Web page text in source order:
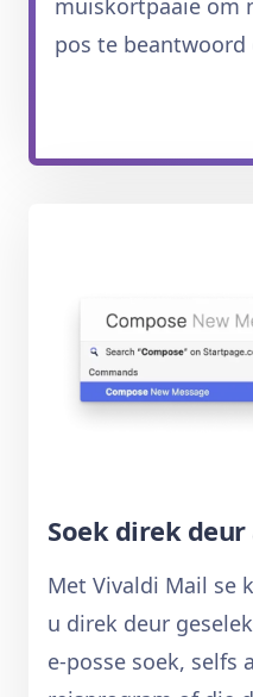
pos te beantwoord
Soek direk
Met Vivaldi Mail se
u direk deur
e-posse soek, selfs